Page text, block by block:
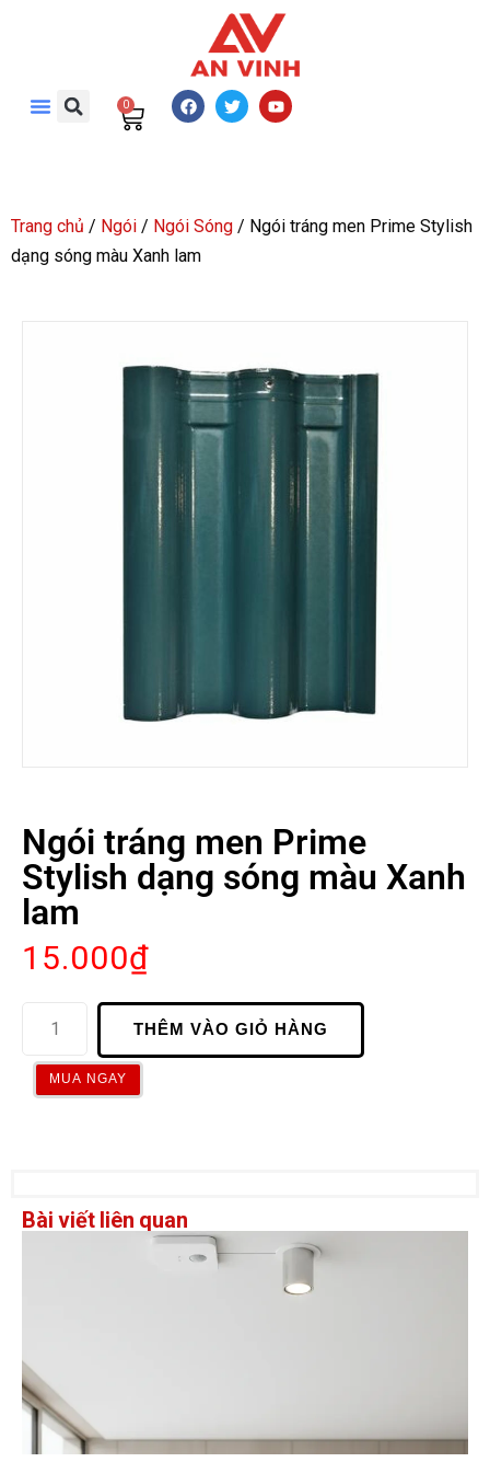
0
Trang chủ / Ngói / Ngói Sóng / Ngói tráng men Prime Stylish
dạng sóng màu Xanh lam
Ngói tráng men Prime
Stylish dạng sóng màu Xanh
lam
15.000₫
THÊM VÀO GIỎ HÀNG
MUA NGAY
Bài viết liên quan